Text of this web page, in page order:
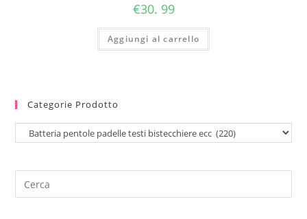
€30. 99
Aggiungi al carrello
Categorie Prodotto